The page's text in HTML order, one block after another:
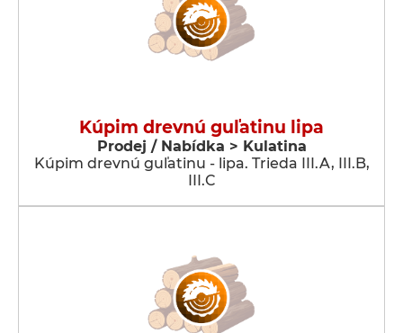
Kúpim drevnú guľatinu lipa
Prodej / Nabídka > Kulatina
Kúpim drevnú guľatinu - lipa. Trieda III.A, III.B,
III.C